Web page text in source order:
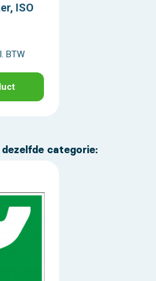
ISO
BTW
categorie: